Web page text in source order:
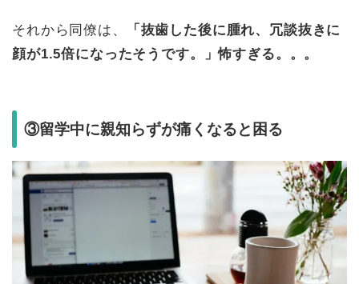
それから同僚は、
「抜歯した後に腫れ、冗談抜きに
顔が1.5倍になったそうです。」怖すぎる。。。
③留学中に親知らずが痛くなると困る